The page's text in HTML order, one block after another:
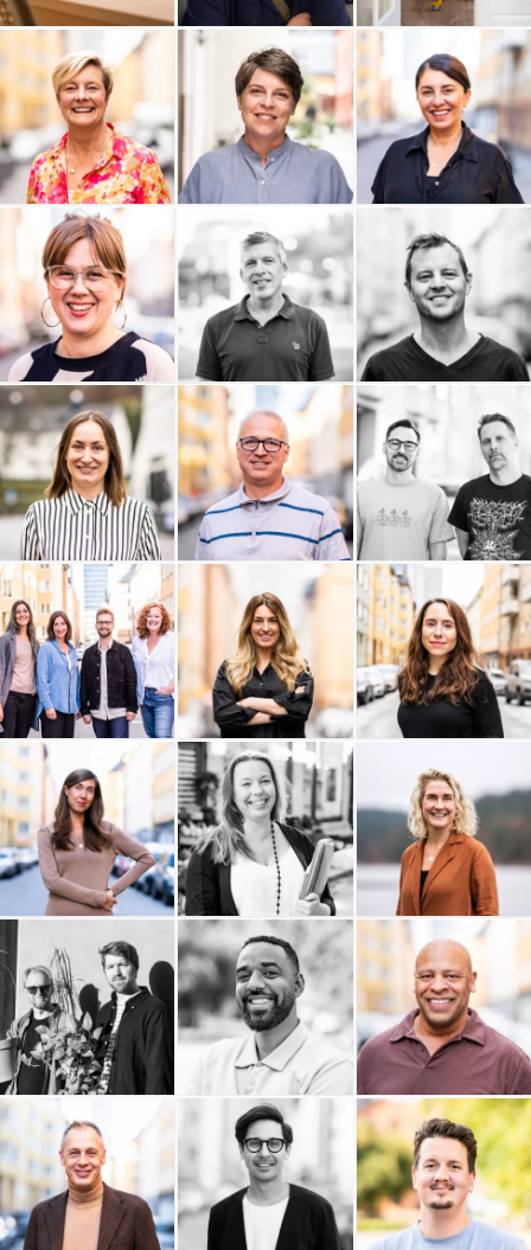
Sara Bengtzon
Profilering
WhiteSpot Ventures AB
Webbreda VETA Advisor
Trotzig Form Tripism
Travel Roots Think Big Leaders Sidekick Health AB
SUNSTAR
Studio Anna Åkerlund AB Sogoi Livingroom
Ability Coaching AB
Buildid
Materialdatabasen AB